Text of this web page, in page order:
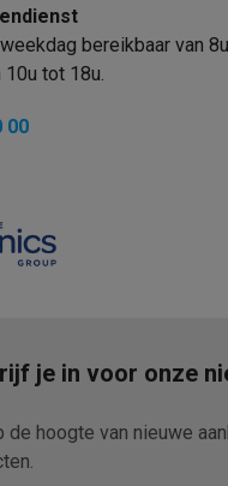
bereikbaar van
10u tot 18u.
00
je in voor onze
de hoogte van nieuwe